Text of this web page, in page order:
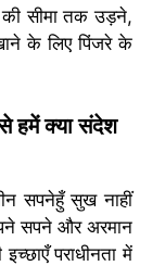
सीमा तक उड़ने,
के लिए पिंजरे के
हमें क्या संदेश
सपनेहुँ सुख नाहीं
सपने और अरमान
पराधीनता में